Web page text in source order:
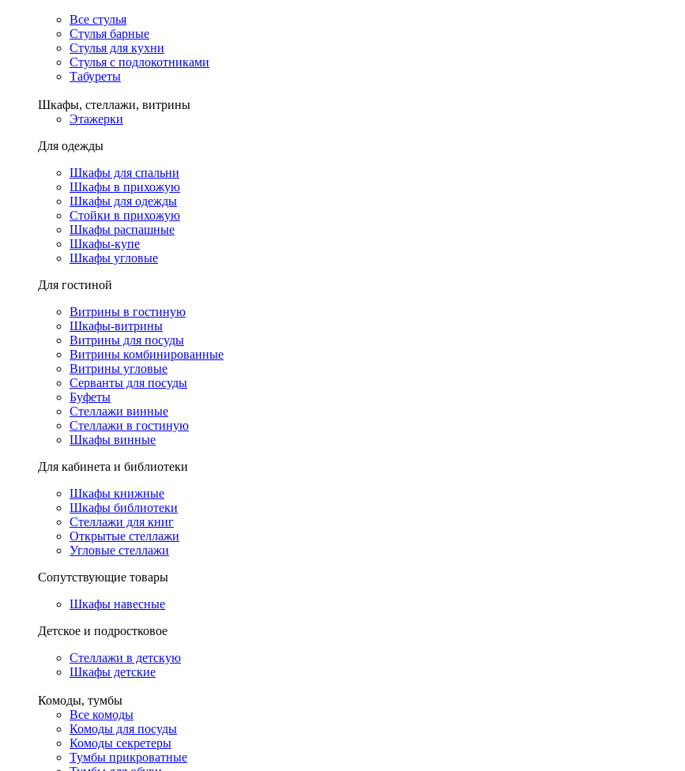
Все стулья
Стулья барные
Стулья для кухни
Стулья с подлокотниками
Табуреты
Шкафы, стеллажи, витрины
Этажерки
Для одежды
Шкафы для спальни
Шкафы в прихожую
Шкафы для одежды
Стойки в прихожую
Шкафы распашные
Шкафы-купе
Шкафы угловые
Для гостиной
Витрины в гостиную
Шкафы-витрины
Витрины для посуды
Витрины комбинированные
Витрины угловые
Серванты для посуды
Буфеты
Стеллажи винные
Стеллажи в гостиную
Шкафы винные
Для кабинета и библиотеки
Шкафы книжные
Шкафы библиотеки
Стеллажи для книг
Открытые стеллажи
Угловые стеллажи
Сопутствующие товары
Шкафы навесные
Детское и подростковое
Стеллажи в детскую
Шкафы детские
Комоды, тумбы
Все комоды
Комоды для посуды
Комоды секретеры
Тумбы прикроватные